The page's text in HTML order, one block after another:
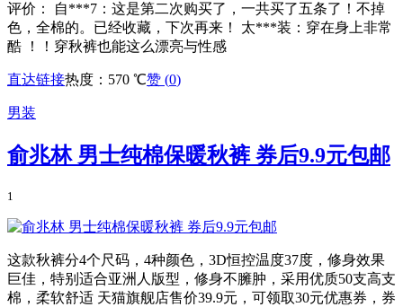
评价： 自***7：这是第二次购买了，一共买了五条了！不掉
色，全棉的。已经收藏，下次再来！ 太***装：穿在身上非常
酷 ！！穿秋裤也能这么漂亮与性感
直达链接热度：570 ℃赞 (0)
男装
俞兆林 男士纯棉保暖秋裤 券后9.9元包邮
1
这款秋裤分4个尺码，4种颜色，3D恒控温度37度，修身效果
巨佳，特别适合亚洲人版型，修身不臃肿，采用优质50支高支
棉，柔软舒适 天猫旗舰店售价39.9元，可领取30元优惠券，券